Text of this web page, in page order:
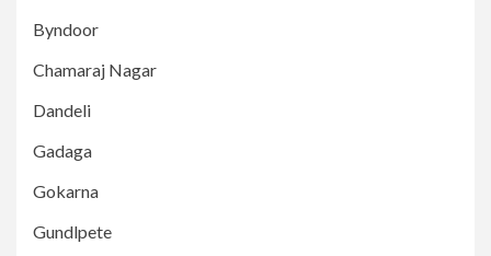
Byndoor
Chamaraj Nagar
Dandeli
Gadaga
Gokarna
Gundlpete